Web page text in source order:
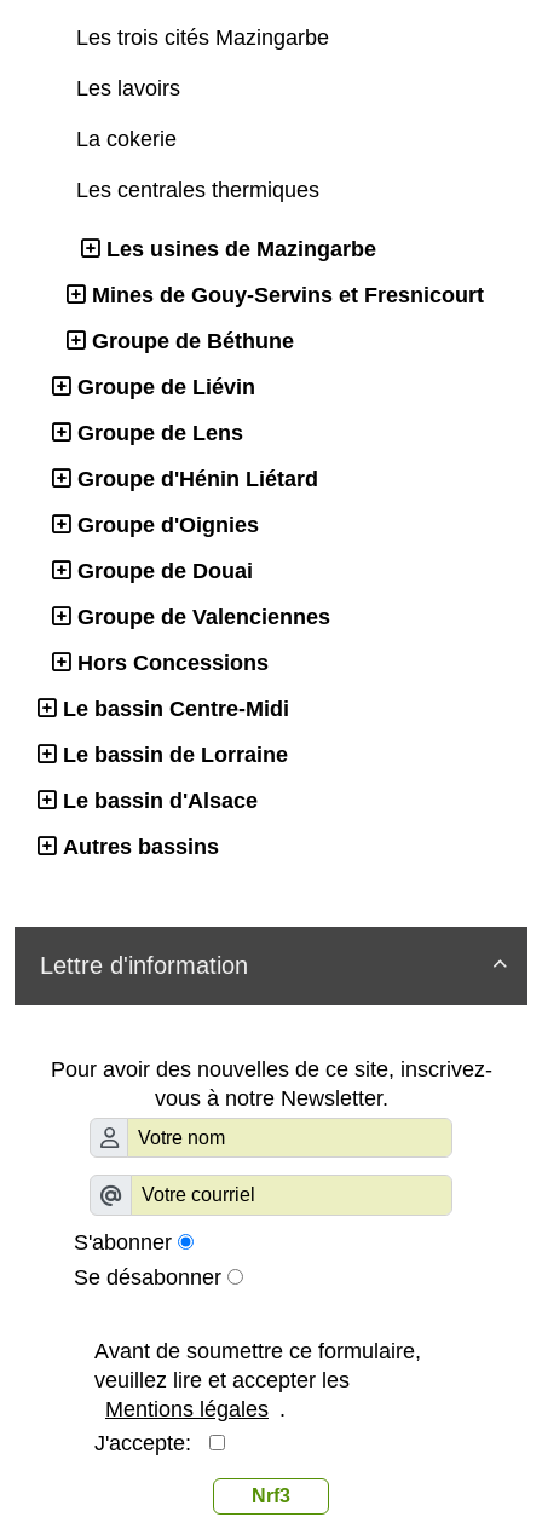
Les trois cités Mazingarbe
Les lavoirs
La cokerie
Les centrales thermiques
Les usines de Mazingarbe
Mines de Gouy-Servins et Fresnicourt
Groupe de Béthune
Groupe de Liévin
Groupe de Lens
Groupe d'Hénin Liétard
Groupe d'Oignies
Groupe de Douai
Groupe de Valenciennes
Hors Concessions
Le bassin Centre-Midi
Le bassin de Lorraine
Le bassin d'Alsace
Autres bassins

Lettre d'information
Pour avoir des nouvelles de ce site, inscrivez-
vous à notre Newsletter.
S'abonner
Se désabonner
Avant de soumettre ce formulaire,
veuillez lire et accepter les
Mentions légales .
J'accepte:
Nrf3